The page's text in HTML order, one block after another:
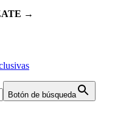
→
Botón de búsqueda